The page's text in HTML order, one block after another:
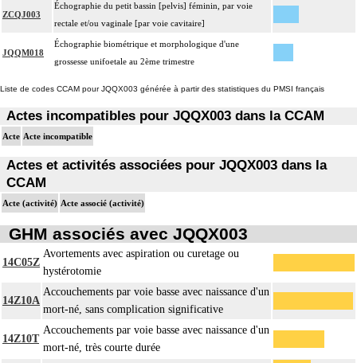
ZCQJ003
Échographie du petit bassin [pelvis] féminin, par voie
rectale et/ou vaginale [par voie cavitaire]
JQQM018
Échographie biométrique et morphologique d'une
grossesse unifoetale au 2ème trimestre
Liste de codes CCAM pour JQQX003 générée à partir des statistiques du PMSI français
Actes incompatibles pour JQQX003 dans la CCAM
Acte Acte incompatible
Actes et activités associées pour JQQX003 dans la
CCAM
Acte (activité) Acte associé (activité)
GHM associés avec JQQX003
14C05Z
Avortements avec aspiration ou curetage ou
hystérotomie
14Z10A
Accouchements par voie basse avec naissance d'un
mort-né, sans complication significative
14Z10T
Accouchements par voie basse avec naissance d'un
mort-né, très courte durée